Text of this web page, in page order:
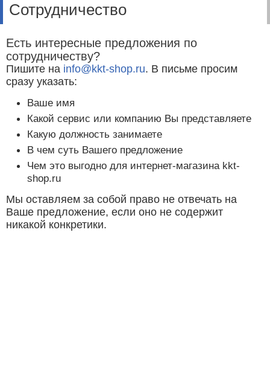
Сотрудничество
Есть интересные предложения по
сотрудничеству?
Пишите на info@kkt-shop.ru. В письме просим
сразу указать:
Ваше имя
Какой сервис или компанию Вы представляете
Какую должность занимаете
В чем суть Вашего предложение
Чем это выгодно для интернет-магазина kkt-
shop.ru
Мы оставляем за собой право не отвечать на
Ваше предложение, если оно не содержит
никакой конкретики.